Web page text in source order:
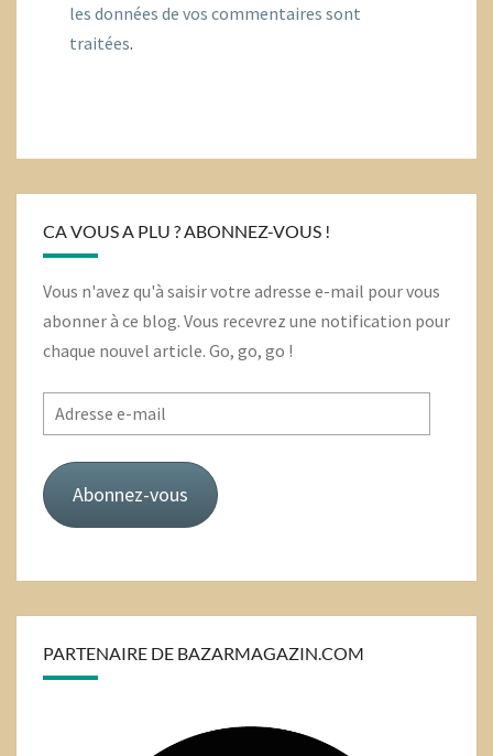
les données de vos commentaires sont
traitées.
CA VOUS A PLU ? ABONNEZ-VOUS !
Vous n'avez qu'à saisir votre adresse e-mail pour vous
abonner à ce blog. Vous recevrez une notification pour
chaque nouvel article. Go, go, go !
Adresse
e-
mail
Abonnez-vous
PARTENAIRE DE BAZARMAGAZIN.COM